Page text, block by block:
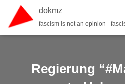
dokmz
fascism is not an opinion -
Regierung